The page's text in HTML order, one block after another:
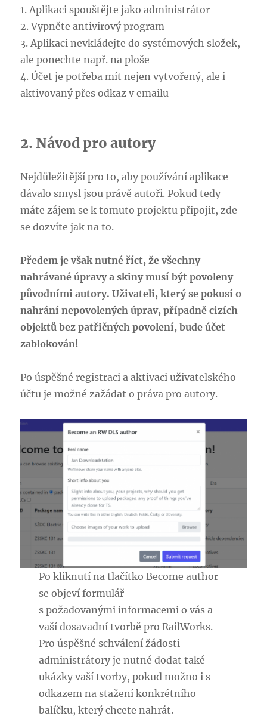
1. Aplikaci spouštějte jako administrátor
2. Vypněte antivirový program
3. Aplikaci nevkládejte do systémových složek,
ale ponechte např. na ploše
4. Účet je potřeba mít nejen vytvořený, ale i
aktivovaný přes odkaz v emailu
2. Návod pro autory
Nejdůležitější pro to, aby používání aplikace
dávalo smysl jsou právě autoři. Pokud tedy
máte zájem se k tomuto projektu připojit, zde
se dozvíte jak na to.
Předem je však nutné říct, že všechny
nahrávané úpravy a skiny musí být povoleny
původními autory. Uživateli, který se pokusí o
nahrání nepovolených úprav, případně cizích
objektů bez patřičných povolení, bude účet
zablokován!
Po úspěšné registraci a aktivaci uživatelského
účtu je možné zažádat o práva pro autory.
Po kliknutí na tlačítko Become author
se objeví formulář
s požadovanými informacemi o vás a
vaší dosavadní tvorbě pro RailWorks.
Pro úspěšné schválení žádosti
administrátory je nutné dodat také
ukázky vaší tvorby, pokud možno i s
odkazem na stažení konkrétního
balíčku, který chcete nahrát.